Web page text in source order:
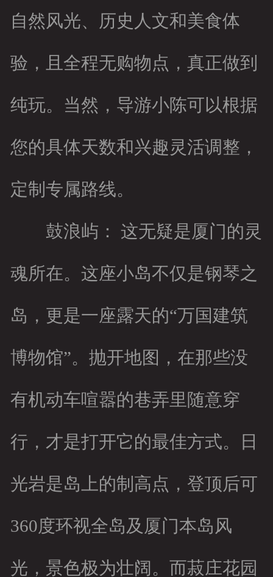
自然风光、历史人文和美食体
验，且全程无购物点，真正做到
纯玩。当然，导游小陈可以根据
您的具体天数和兴趣灵活调整，
定制专属路线。
鼓浪屿： 这无疑是厦门的灵
魂所在。这座小岛不仅是钢琴之
岛，更是一座露天的“万国建筑
博物馆”。抛开地图，在那些没
有机动车喧嚣的巷弄里随意穿
行，才是打开它的最佳方式。日
光岩是岛上的制高点，登顶后可
360度环视全岛及厦门本岛风
光，景色极为壮阔。而菽庄花园